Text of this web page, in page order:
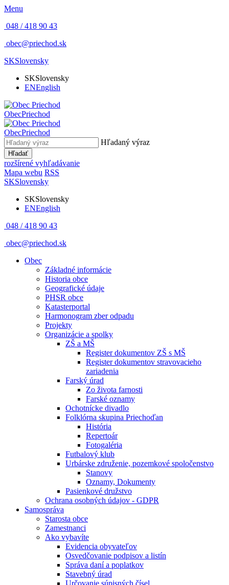
Menu
048 / 418 90 43
obec@priechod.sk
SKSlovensky
SKSlovensky
ENEnglish
ObecPriechod
ObecPriechod
Hľadaný výraz
Hľadať
rozšírené vyhľadávanie
Mapa webu RSS
SKSlovensky
SKSlovensky
ENEnglish
048 / 418 90 43
obec@priechod.sk
Obec
Základné informácie
Historia obce
Geografické údaje
PHSR obce
Katasterportal
Harmonogram zber odpadu
Projekty
Organizácie a spolky
ZŠ a MŠ
Register dokumentov ZŠ s MŠ
Register dokumentov stravovacieho
zariadenia
Farský úrad
Zo života farnosti
Farské oznamy
Ochotnícke divadlo
Folklórna skupina Priechoďan
História
Repertoár
Fotogaléria
Futbalový klub
Urbárske združenie, pozemkové spoločenstvo
Stanovy
Oznamy, Dokumenty
Pasienkové družstvo
Ochrana osobných údajov - GDPR
Samospráva
Starosta obce
Zamestnanci
Ako vybavíte
Evidencia obyvateľov
Osvedčovanie podpisov a listín
Správa daní a poplatkov
Stavebný úrad
Určovanie súpisných čísel